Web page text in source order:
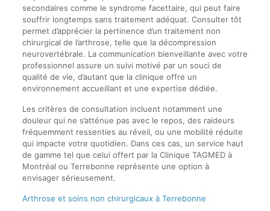
secondaires comme le syndrome facettaire, qui peut faire
souffrir longtemps sans traitement adéquat. Consulter tôt
permet d’apprécier la pertinence d’un traitement non
chirurgical de l’arthrose, telle que la décompression
neurovertébrale. La communication bienveillante avec votre
professionnel assure un suivi motivé par un souci de
qualité de vie, d’autant que la clinique offre un
environnement accueillant et une expertise dédiée.
Les critères de consultation incluent notamment une
douleur qui ne s’atténue pas avec le repos, des raideurs
fréquemment ressenties au réveil, ou une mobilité réduite
qui impacte votre quotidien. Dans ces cas, un service haut
de gamme tel que celui offert par la Clinique TAGMED à
Montréal ou Terrebonne représente une option à
envisager sérieusement.
Arthrose et soins non chirurgicaux à Terrebonne